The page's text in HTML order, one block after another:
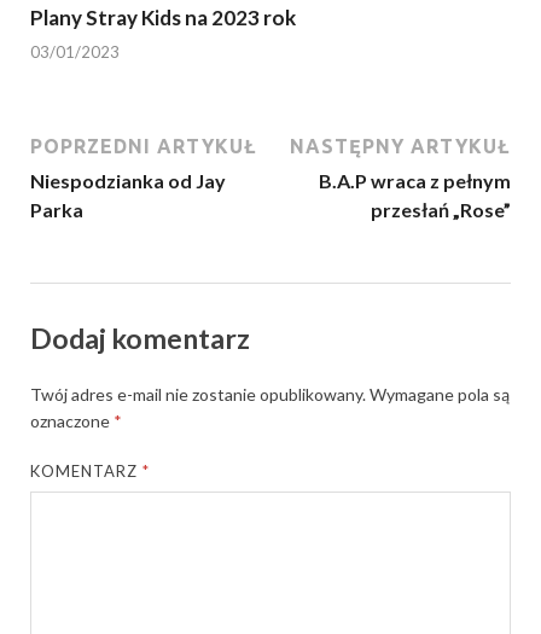
Plany Stray Kids na 2023 rok
03/01/2023
POPRZEDNI ARTYKUŁ
Niespodzianka od Jay
Parka
NASTĘPNY ARTYKUŁ
B.A.P wraca z pełnym
przesłań „Rose”
Dodaj komentarz
Twój adres e-mail nie zostanie opublikowany.Wymagane pola są
oznaczone *
KOMENTARZ*